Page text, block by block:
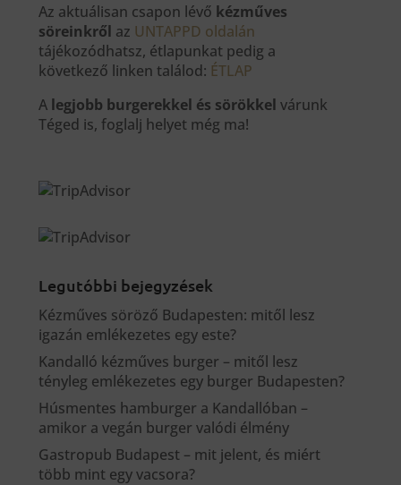
Az aktuálisan csapon lévő kézműves
söreinkről az UNTAPPD oldalán
tájékozódhatsz, étlapunkat pedig a
következő linken találod: ÉTLAP
A legjobb burgerekkel és sörökkel várunk
Téged is, foglalj helyet még ma!
Legutóbbi bejegyzések
Kézműves söröző Budapesten: mitől lesz
igazán emlékezetes egy este?
Kandalló kézműves burger – mitől lesz
tényleg emlékezetes egy burger Budapesten?
Húsmentes hamburger a Kandallóban –
amikor a vegán burger valódi élmény
Gastropub Budapest – mit jelent, és miért
több mint egy vacsora?